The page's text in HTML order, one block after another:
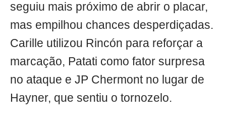
seguiu mais próximo de abrir o placar,
mas empilhou chances desperdiçadas.
Carille utilizou Rincón para reforçar a
marcação, Patati como fator surpresa
no ataque e JP Chermont no lugar de
Hayner, que sentiu o tornozelo.